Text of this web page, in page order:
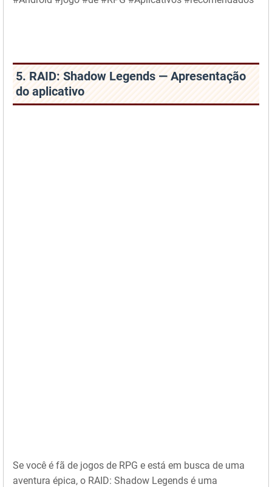
5. RAID: Shadow Legends — Apresentação
do aplicativo
Se você é fã de jogos de RPG e está em busca de uma
aventura épica, o RAID: Shadow Legends é uma